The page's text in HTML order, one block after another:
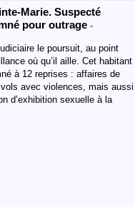
Marie. Suspecté
pour outrage -
le poursuit, au point
où qu’il aille. Cet habitant
à 12 reprises : affaires de
avec violences, mais aussi
d’exhibition sexuelle à la